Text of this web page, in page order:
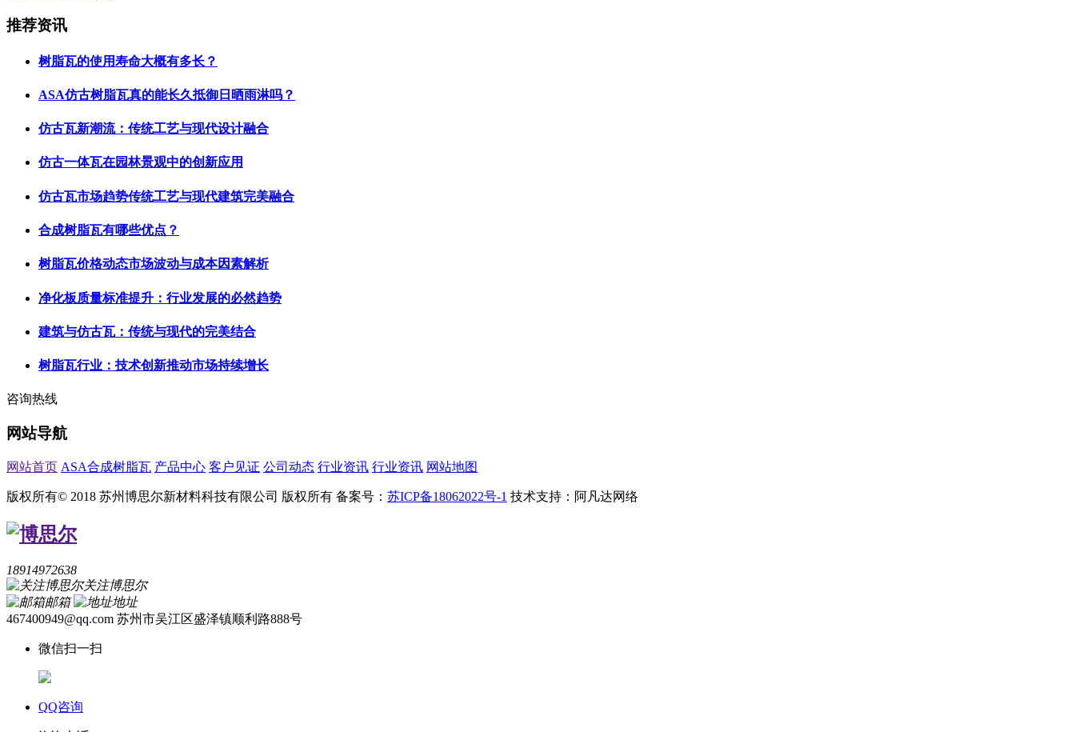
推荐资讯
树脂瓦的使用寿命大概有多长？
ASA仿古树脂瓦真的能长久抵御日晒雨淋吗？
仿古瓦新潮流：传统工艺与现代设计融合
仿古一体瓦在园林景观中的创新应用
仿古瓦市场趋势传统工艺与现代建筑完美融合
合成树脂瓦有哪些优点？
树脂瓦价格动态市场波动与成本因素解析
净化板质量标准提升：行业发展的必然趋势
建筑与仿古瓦：传统与现代的完美结合
树脂瓦行业：技术创新推动市场持续增长
咨询热线
网站导航
网站首页 ASA合成树脂瓦 产品中心 客户见证 公司动态 行业资讯 行业资讯 网站地图
版权所有© 2018 苏州博思尔新材料科技有限公司 版权所有 备案号： 苏ICP备18062022号-1 技术支持：阿凡达网络
18914972638
关注博思尔
邮箱
地址
467400949@qq.com 苏州市吴江区盛泽镇顺利路888号
微信扫一扫
QQ咨询